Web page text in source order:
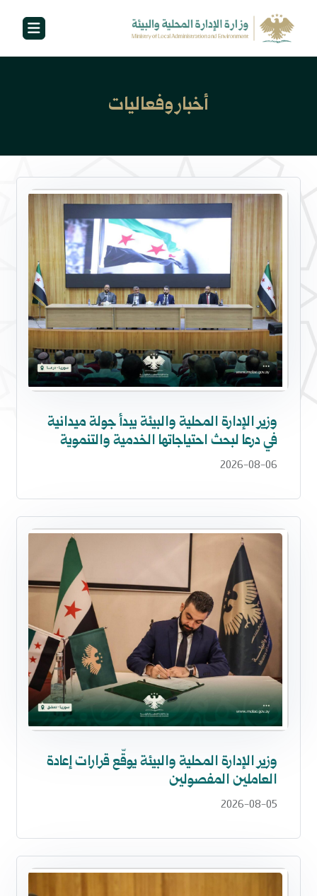
أخبار وفعاليات
وزير الإدارة المحلية والبيئة يبدأ جولة ميدانية
في درعا لبحث احتياجاتها الخدمية والتنموية
2026-08-06
وزير الإدارة المحلية والبيئة يوقّع قرارات إعادة
العاملين المفصولين
2026-08-05